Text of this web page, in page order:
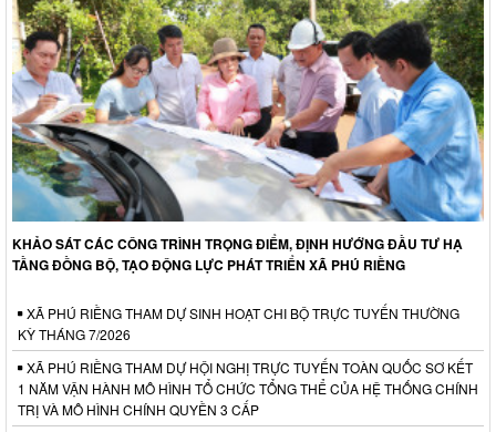
KHẢO SÁT CÁC CÔNG TRÌNH TRỌNG ĐIỂM, ĐỊNH HƯỚNG ĐẦU TƯ HẠ
TẦNG ĐỒNG BỘ, TẠO ĐỘNG LỰC PHÁT TRIỂN XÃ PHÚ RIỀNG
XÃ PHÚ RIỀNG THAM DỰ SINH HOẠT CHI BỘ TRỰC TUYẾN THƯỜNG
KỲ THÁNG 7/2026
XÃ PHÚ RIỀNG THAM DỰ HỘI NGHỊ TRỰC TUYẾN TOÀN QUỐC SƠ KẾT
1 NĂM VẬN HÀNH MÔ HÌNH TỔ CHỨC TỔNG THỂ CỦA HỆ THỐNG CHÍNH
TRỊ VÀ MÔ HÌNH CHÍNH QUYỀN 3 CẤP